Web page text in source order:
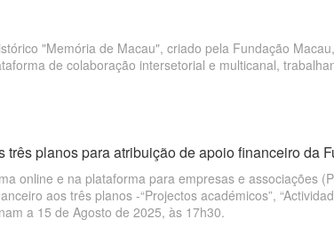
"Memória de Macau", criado pela Fundação
de colaboração intersetorial e multicanal,
três planos para atribuição de apoio financeiro da
online e na plataforma para empresas e associações
aos três planos -“Projectos académicos”,
a 15 de Agosto de 2025, às 17h30.